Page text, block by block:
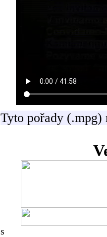
Tyto pořady
s